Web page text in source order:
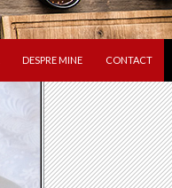
DESPRE MINE CONTACT